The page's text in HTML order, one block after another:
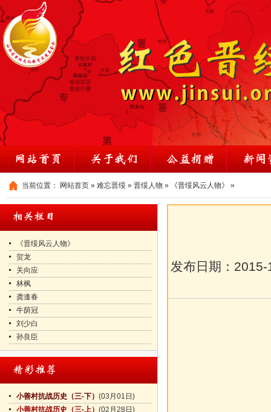
当前位置： 网站首页 » 难忘晋绥 » 晋绥人物 » 《晋绥风云人物》 »
《晋绥风云人物》
贺龙
关向应
林枫
龚逢春
牛荫冠
刘少白
孙良臣
小善村抗战历史（三-下） (03月01日)
小善村抗战历史（三-上） (02月28日)
发布日期： 2015-